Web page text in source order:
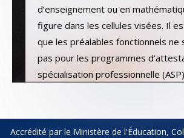
d’enseignement ou en
figure dans les cellules visées. Il
que les préalables fonctionnels ne
pas pour les programmes
spécialisation professionnelle
Accrédité par le Ministère de l'Éducation,